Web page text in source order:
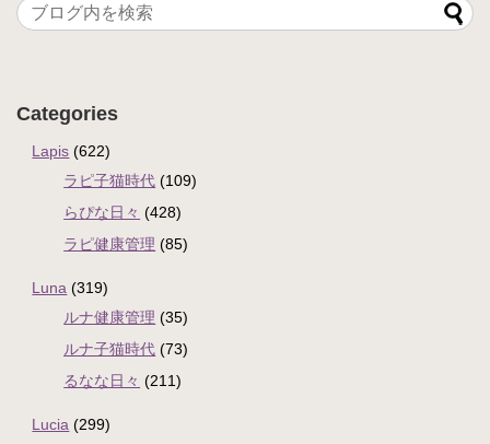
Categories
Lapis (622)
ラピ子猫時代 (109)
らぴな日々 (428)
ラピ健康管理 (85)
Luna (319)
ルナ健康管理 (35)
ルナ子猫時代 (73)
るなな日々 (211)
Lucia (299)